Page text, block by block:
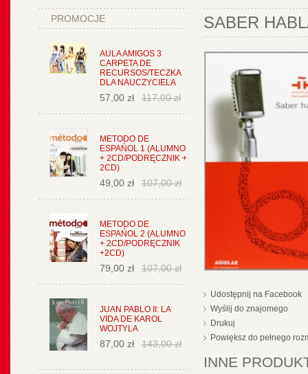
PROMOCJE
AULA AMIGOS 3
CARPETA DE
RECURSOS/TECZKA
DLA NAUCZYCIELA
57,00 zł 117,00 zł
METODO DE
ESPAŃOL 1 (ALUMNO
+ 2CD/PODRĘCZNIK +
2CD)
49,00 zł 107,00 zł
METODO DE
ESPAŃOL 2 (ALUMNO
+ 2CD/PODRĘCZNIK
+2CD)
79,00 zł 107,00 zł
JUAN PABLO II: LA
VIDA DE KAROL
WOJTYLA
87,00 zł 143,00 zł
SABER
Udostępnij na Facebook
Wyślij do znajomego
Drukuj
Powiększ do pełnego
INNE